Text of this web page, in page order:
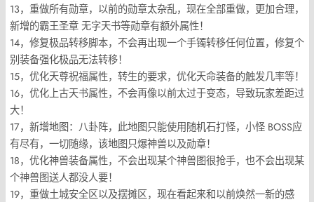
13，重做所有勋章，以前的勋章太杂乱，现在全部重做，更加合理，
新增的霸王圣章 无字天书等勋章有额外属性！
14，修复极品转移脚本，不会再出现一个手镯转移任何位置，修复个
别装备强化极品无法转移！
15，优化天尊祝福属性，转生的要求，优化天命装备的触发几率等！
16，优化上古天书属性，不会再像以前太过于变态，导致玩家差距过
大！
17，新增地图：八卦阵，此地图只能使用随机石打怪，小怪 BOSS应
有尽有，一切随缘，该地图只爆神兽以及勋章！
18，优化神兽装备属性，不会出现某个神兽图很抢手，也不会出现某
个神兽图送人都没人要！
19，重做土城安全区以及摆摊区，现在看起来和以前焕然一新的感